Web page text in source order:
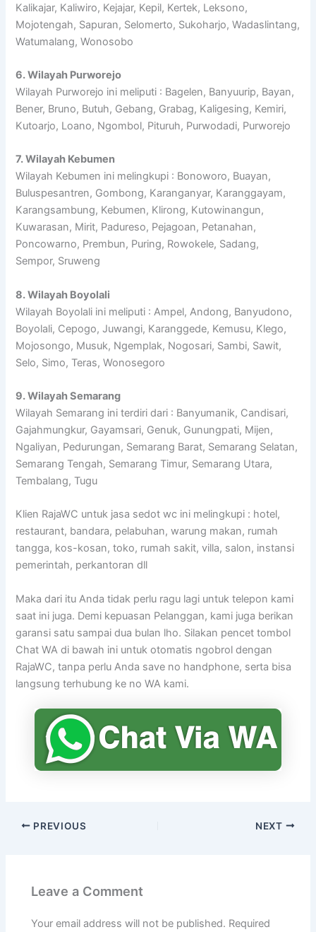
Kalikajar, Kaliwiro, Kejajar, Kepil, Kertek, Leksono,
Mojotengah, Sapuran, Selomerto, Sukoharjo, Wadaslintang,
Watumalang, Wonosobo
6. Wilayah Purworejo
Wilayah Purworejo ini meliputi : Bagelen, Banyuurip, Bayan,
Bener, Bruno, Butuh, Gebang, Grabag, Kaligesing, Kemiri,
Kutoarjo, Loano, Ngombol, Pituruh, Purwodadi, Purworejo
7. Wilayah Kebumen
Wilayah Kebumen ini melingkupi : Bonoworo, Buayan,
Buluspesantren, Gombong, Karanganyar, Karanggayam,
Karangsambung, Kebumen, Klirong, Kutowinangun,
Kuwarasan, Mirit, Padureso, Pejagoan, Petanahan,
Poncowarno, Prembun, Puring, Rowokele, Sadang,
Sempor, Sruweng
8. Wilayah Boyolali
Wilayah Boyolali ini meliputi : Ampel, Andong, Banyudono,
Boyolali, Cepogo, Juwangi, Karanggede, Kemusu, Klego,
Mojosongo, Musuk, Ngemplak, Nogosari, Sambi, Sawit,
Selo, Simo, Teras, Wonosegoro
9. Wilayah Semarang
Wilayah Semarang ini terdiri dari : Banyumanik, Candisari,
Gajahmungkur, Gayamsari, Genuk, Gunungpati, Mijen,
Ngaliyan, Pedurungan, Semarang Barat, Semarang Selatan,
Semarang Tengah, Semarang Timur, Semarang Utara,
Tembalang, Tugu
Klien RajaWC untuk jasa sedot wc ini melingkupi : hotel,
restaurant, bandara, pelabuhan, warung makan, rumah
tangga, kos-kosan, toko, rumah sakit, villa, salon, instansi
pemerintah, perkantoran dll
Maka dari itu Anda tidak perlu ragu lagi untuk telepon kami
saat ini juga. Demi kepuasan Pelanggan, kami juga berikan
garansi satu sampai dua bulan lho. Silakan pencet tombol
Chat WA di bawah ini untuk otomatis ngobrol dengan
RajaWC, tanpa perlu Anda save no handphone, serta bisa
langsung terhubung ke no WA kami.
PREVIOUS NEXT
Leave a Comment
Your email address will not be published. Required